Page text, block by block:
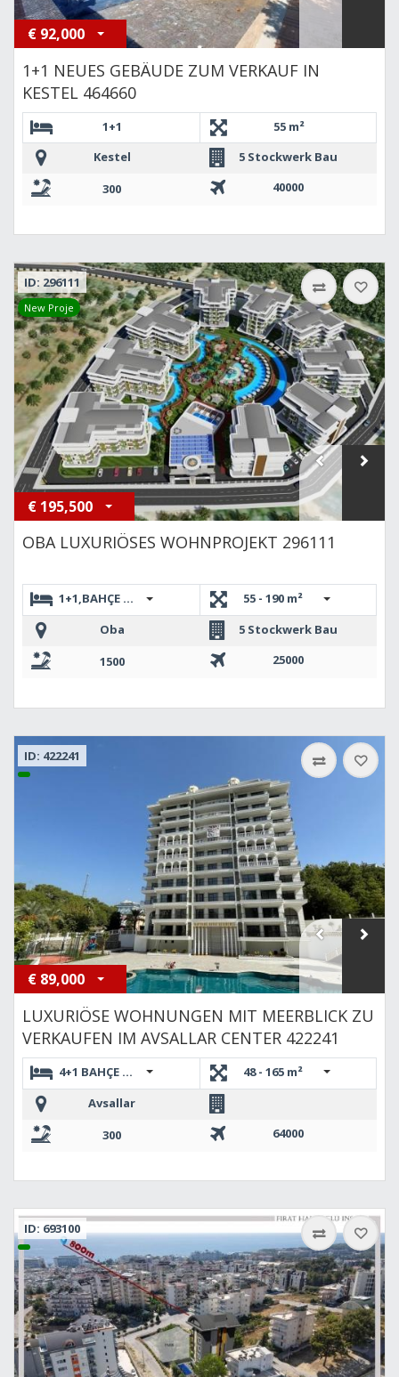
€ 92,000
1+1 NEUES GEBÄUDE ZUM VERKAUF IN
KESTEL 464660
1+1
55 m²
Kestel
5 Stockwerk Bau
300
40000
ID: 296111
New Proje
€ 195,500
OBA LUXURIÖSES WOHNPROJEKT 296111
1+1,BAHÇE DUBLEKS 2+1,3+1 DUBLEKS,2+1 DUBLEKS
55 - 190 m²
Oba
5 Stockwerk Bau
1500
25000
ID: 422241
€ 89,000
LUXURIÖSE WOHNUNGEN MIT MEERBLICK ZU
VERKAUFEN IM AVSALLAR CENTER 422241
4+1 BAHÇE DUBLEKS,1+1,2+1 DUBLEKS,2+1,BAHÇE
48 - 165 m²
Avsallar
300
64000
ID: 693100